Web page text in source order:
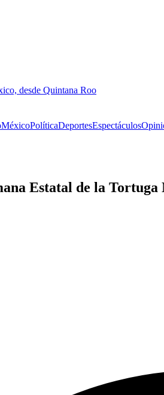
desde Quintana Roo
MéxicoPolíticaDeportesEspectáculos
Estatal de la